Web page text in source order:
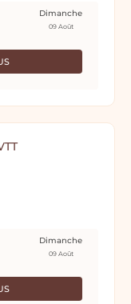
Dimanche
09 Août
Dimanche
09 Août